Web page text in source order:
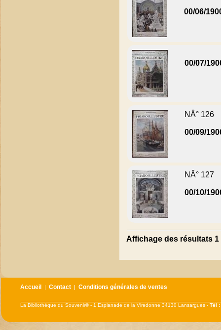
00/06/
00/07/
NÂ° 126
00/09/
NÂ° 127
00/10/
Affichage des résultats
Accueil |Contact |Conditions générales de ventes
La Bibliothèque du Souvenir® - 1 Esplanade de la Viredonne 34130 Lansargues -Tél